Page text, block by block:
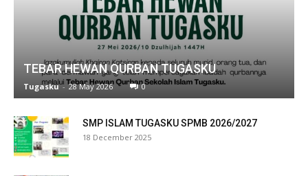
TEBAR HEWAN QURBAN TUGASKU
Tugasku - 28 May 2026 0
SMP ISLAM TUGASKU SPMB 2026/2027
18 December 2025